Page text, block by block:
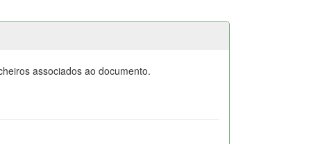
associados ao documento.